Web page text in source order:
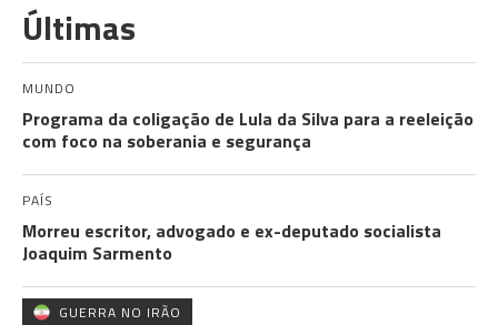
Últimas
MUNDO
Programa da coligação de Lula da Silva para a reeleição
com foco na soberania e segurança
PAÍS
Morreu escritor, advogado e ex-deputado socialista
Joaquim Sarmento
GUERRA NO IRÃO